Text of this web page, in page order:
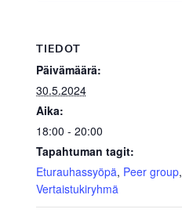
TIEDOT
Päivämäärä:
30.5.2024
Aika:
18:00 - 20:00
Tapahtuman tagit:
Eturauhassyöpä, Peer group,
Vertaistukiryhmä